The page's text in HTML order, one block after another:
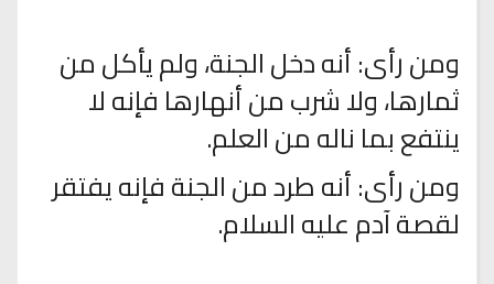
ومن رأى: أنه دخل الجنة، ولم يأكل من
ثمارها، ولا شرب من أنهارها فإنه لا
ينتفع بما ناله من العلم.
ومن رأى: أنه طرد من الجنة فإنه يفتقر
لقصة آدم عليه السلام.